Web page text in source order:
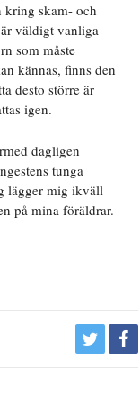
kring skam- och
väldigt vanliga
som måste
kännas, finns den
desto större är
igen.
dagligen
tunga
lägger mig ikväll
på mina föräldrar.